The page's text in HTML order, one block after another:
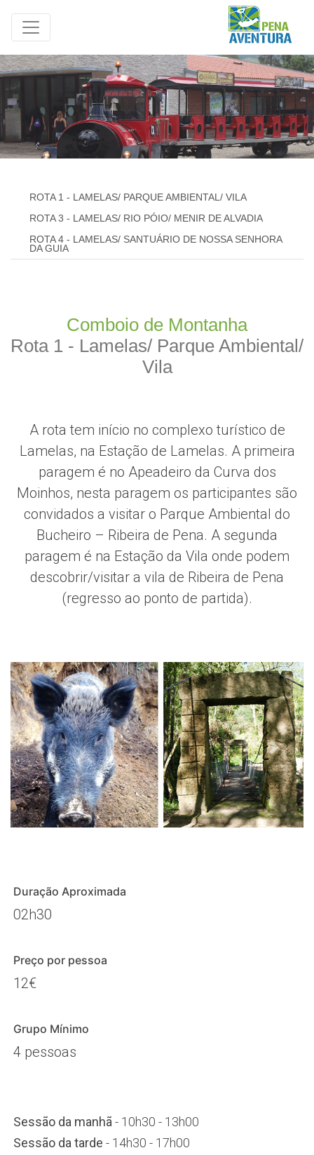
ROTA 1 - LAMELAS/ PARQUE AMBIENTAL/ VILA
ROTA 3 - LAMELAS/ RIO PÓIO/ MENIR DE ALVADIA
ROTA 4 - LAMELAS/ SANTUÁRIO DE NOSSA SENHORA
DA GUIA
Comboio de Montanha
Rota 1 - Lamelas/ Parque Ambiental/
Vila
A rota tem início no complexo turístico de
Lamelas, na Estação de Lamelas. A primeira
paragem é no Apeadeiro da Curva dos
Moinhos, nesta paragem os participantes são
convidados a visitar o Parque Ambiental do
Bucheiro – Ribeira de Pena. A segunda
paragem é na Estação da Vila onde podem
descobrir/visitar a vila de Ribeira de Pena
(regresso ao ponto de partida).
Duração Aproximada
02h30
Preço por pessoa
12€
Grupo Mínimo
4 pessoas
Sessão da manhã - 10h30 - 13h00
Sessão da tarde - 14h30 - 17h00